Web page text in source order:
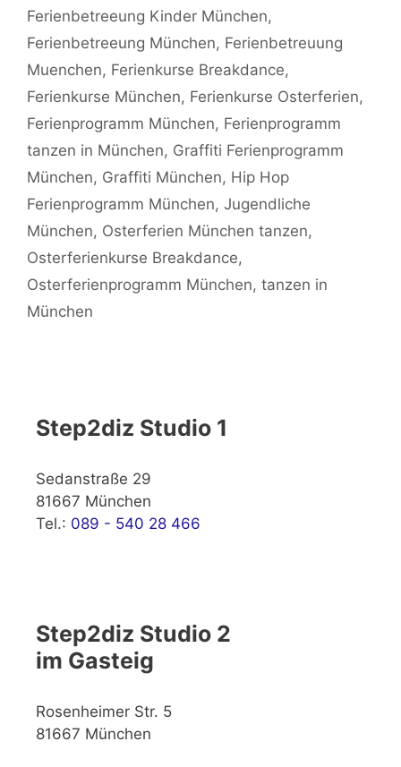
Ferienbetreeung Kinder München,
Ferienbetreeung München, Ferienbetreuung
Muenchen, Ferienkurse Breakdance,
Ferienkurse München, Ferienkurse Osterferien,
Ferienprogramm München, Ferienprogramm
tanzen in München, Graffiti Ferienprogramm
München, Graffiti München, Hip Hop
Ferienprogramm München, Jugendliche
München, Osterferien München tanzen,
Osterferienkurse Breakdance,
Osterferienprogramm München, tanzen in
München
Step2diz Studio 1
Sedanstraße 29
81667 München
Tel.: 089 - 540 28 466
Step2diz Studio 2
im Gasteig
Rosenheimer Str. 5
81667 München